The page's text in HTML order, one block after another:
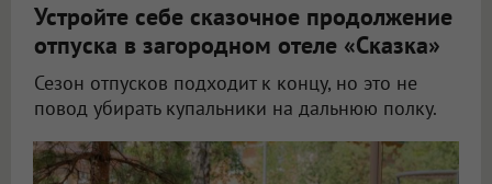
Устройте себе сказочное продолжение
отпуска в загородном отеле «Сказка»
Сезон отпусков подходит к концу, но это не
повод убирать купальники на дальнюю полку.